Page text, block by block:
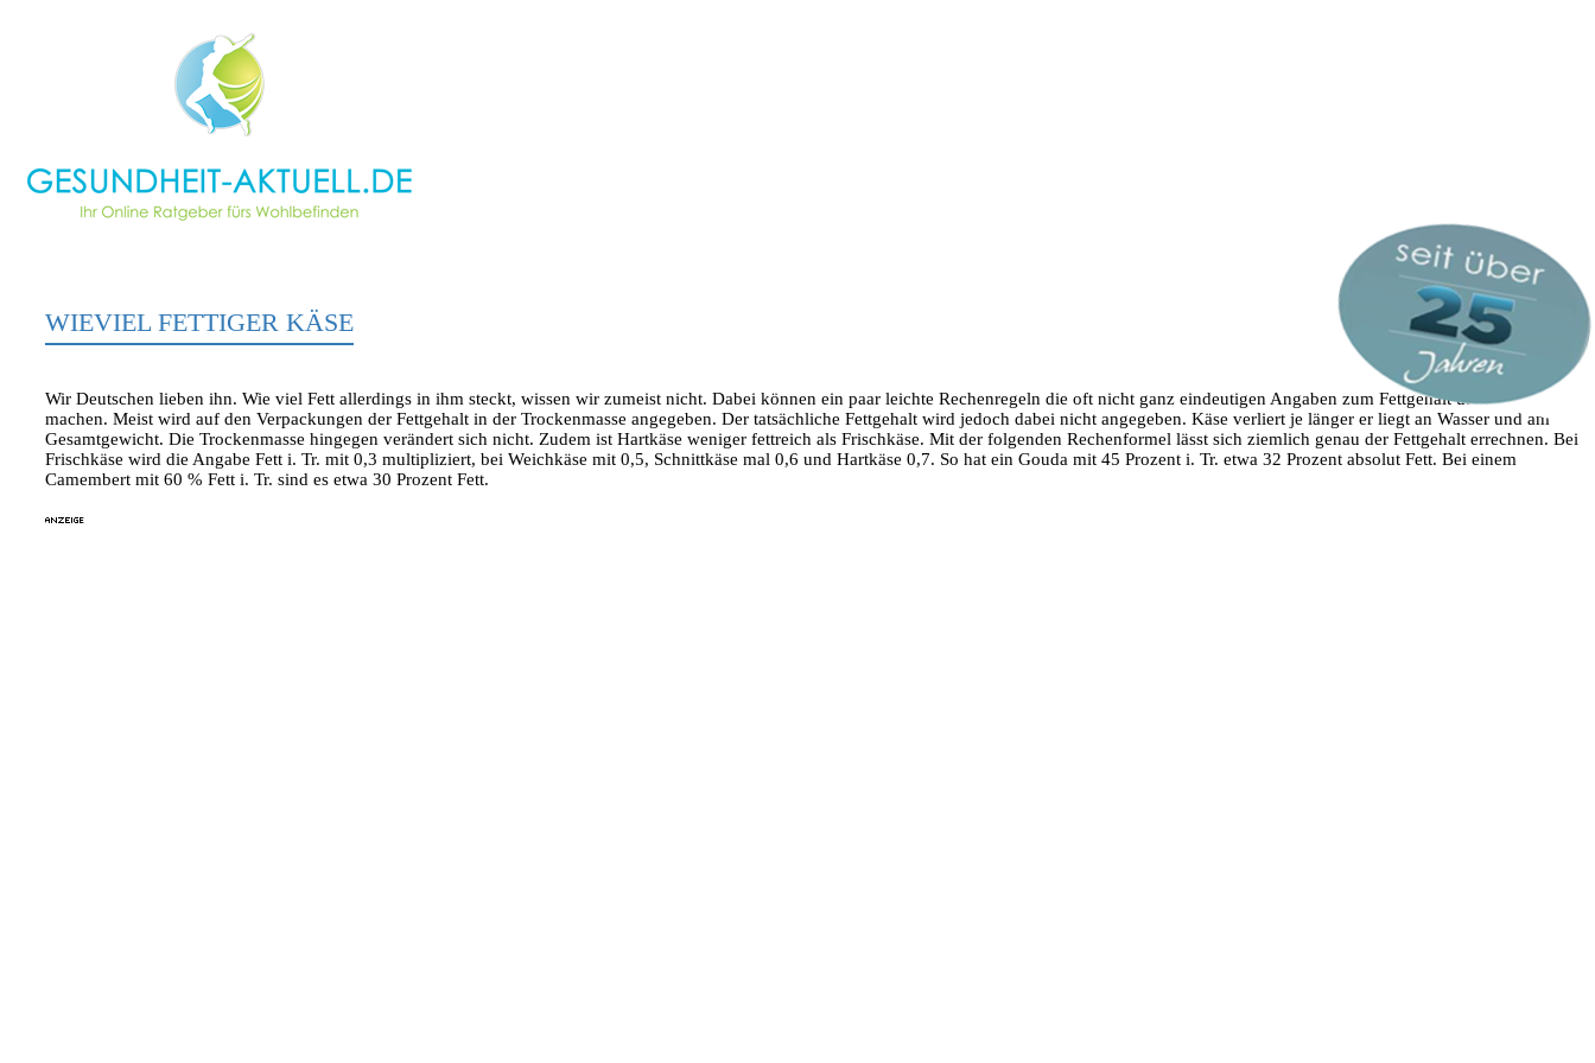
WIEVIEL FETTIGER KÄSE
Wir Deutschen lieben ihn. Wie viel Fett allerdings in ihm steckt, wissen wir zumeist nicht. Dabei können ein paar leichte Rechenregeln die oft nicht ganz eindeutigen Angaben zum Fettgehalt überschaubar
machen. Meist wird auf den Verpackungen der Fettgehalt in der Trockenmasse angegeben. Der tatsächliche Fettgehalt wird jedoch dabei nicht angegeben. Käse verliert je länger er liegt an Wasser und am
Gesamtgewicht. Die Trockenmasse hingegen verändert sich nicht. Zudem ist Hartkäse weniger fettreich als Frischkäse. Mit der folgenden Rechenformel lässt sich ziemlich genau der Fettgehalt errechnen. Bei
Frischkäse wird die Angabe Fett i. Tr. mit 0,3 multipliziert, bei Weichkäse mit 0,5, Schnittkäse mal 0,6 und Hartkäse 0,7. So hat ein Gouda mit 45 Prozent i. Tr. etwa 32 Prozent absolut Fett. Bei einem
Camembert mit 60 % Fett i. Tr. sind es etwa 30 Prozent Fett.